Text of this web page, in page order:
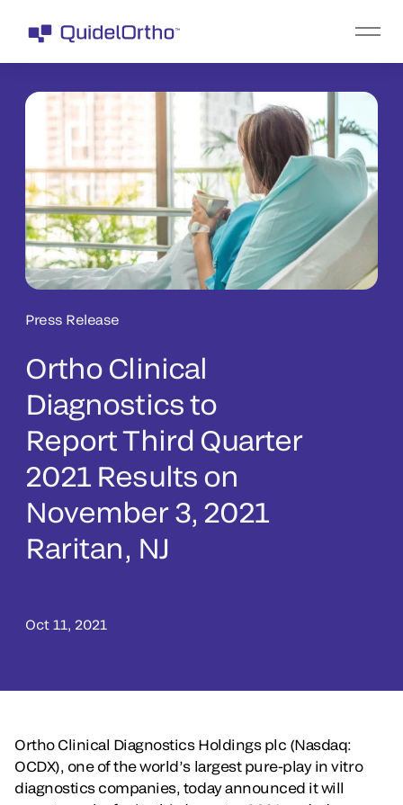
Press Release
Ortho Clinical
Diagnostics to
Report Third Quarter
2021 Results on
November 3, 2021
Raritan, NJ
Oct 11, 2021
Ortho Clinical Diagnostics Holdings plc (Nasdaq:
OCDX), one of the world’s largest pure-play in vitro
diagnostics companies, today announced it will